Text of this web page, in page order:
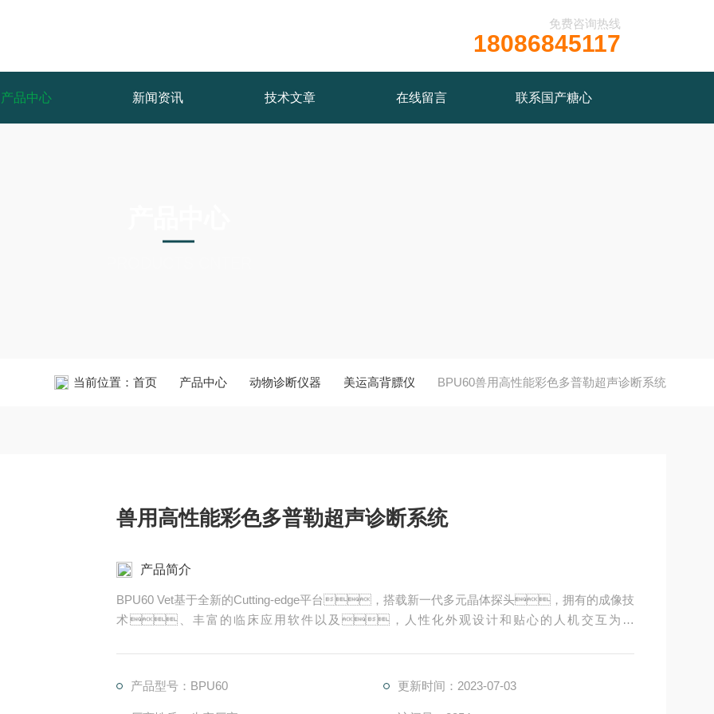
免费咨询热线
18086845117
产品中心 新闻资讯 技术文章 在线留言 联系国产糖心
当前位置： 首页 产品中心 动物诊断仪器 美运高背膘仪 BPU60兽用高性能彩色多普勒超声诊断系统
兽用高性能彩色多普勒超声诊断系统
产品简介
BPU60 Vet基于全新的Cutting-edge平台，搭载新一代多元晶体探头，拥有的成像技
术、丰富的临床应用软件以及，人性化外观设计和贴心的人机交互为一
教学科研等多方面的应用。
产品型号：BPU60 更新时间：2023-07-03